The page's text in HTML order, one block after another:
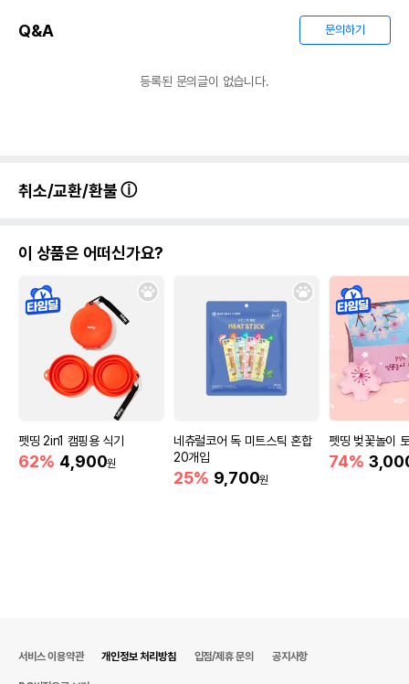
Q&A 문의하기
등록된 문의글이 없습니다.
취소/교환/환불
이 상품은 어떠신가요?
펫띵 2in1 캠핑용 식기
62% 4,900원
네츄럴코어 독 미트스틱 혼합
20개입
25% 9,700원
펫띵 벚꽃놀이
74%
서비스 이용약관 개인정보 처리방침 입점/제휴 문의 공지사항